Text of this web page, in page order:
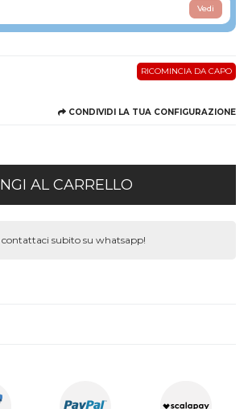
Vedi
RICOMINCIA DA CAPO
CONDIVIDI LA TUA CONFIGURAZIONE
AL CARRELLO
contattaci subito su whatsapp!